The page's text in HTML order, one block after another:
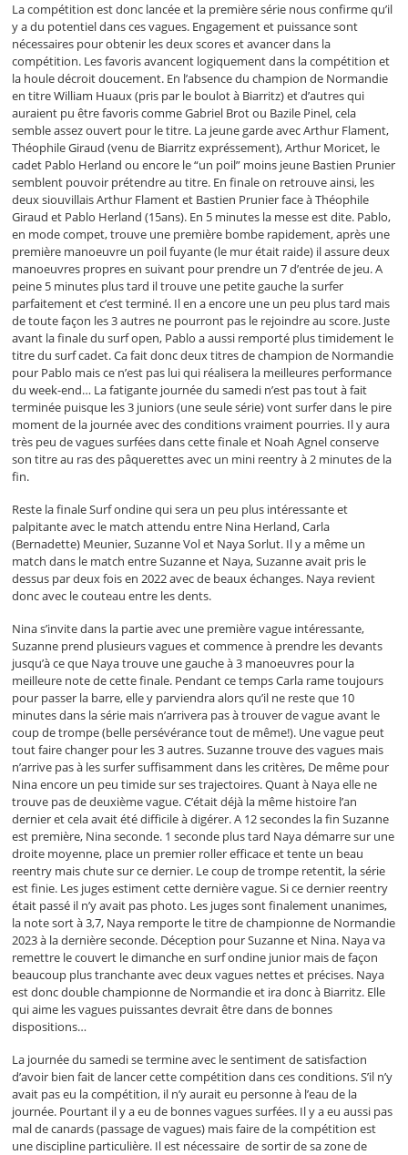
La compétition est donc lancée et la première série nous confirme qu’il
y a du potentiel dans ces vagues. Engagement et puissance sont
nécessaires pour obtenir les deux scores et avancer dans la
compétition. Les favoris avancent logiquement dans la compétition et
la houle décroit doucement. En l’absence du champion de Normandie
en titre William Huaux (pris par le boulot à Biarritz) et d’autres qui
auraient pu être favoris comme Gabriel Brot ou Bazile Pinel, cela
semble assez ouvert pour le titre. La jeune garde avec Arthur Flament,
Théophile Giraud (venu de Biarritz expréssement), Arthur Moricet, le
cadet Pablo Herland ou encore le “un poil” moins jeune Bastien Prunier
semblent pouvoir prétendre au titre. En finale on retrouve ainsi, les
deux siouvillais Arthur Flament et Bastien Prunier face à Théophile
Giraud et Pablo Herland (15ans). En 5 minutes la messe est dite. Pablo,
en mode compet, trouve une première bombe rapidement, après une
première manoeuvre un poil fuyante (le mur était raide) il assure deux
manoeuvres propres en suivant pour prendre un 7 d’entrée de jeu. A
peine 5 minutes plus tard il trouve une petite gauche la surfer
parfaitement et c’est terminé. Il en a encore une un peu plus tard mais
de toute façon les 3 autres ne pourront pas le rejoindre au score. Juste
avant la finale du surf open, Pablo a aussi remporté plus timidement le
titre du surf cadet. Ca fait donc deux titres de champion de Normandie
pour Pablo mais ce n’est pas lui qui réalisera la meilleures performance
du week-end… La fatigante journée du samedi n’est pas tout à fait
terminée puisque les 3 juniors (une seule série) vont surfer dans le pire
moment de la journée avec des conditions vraiment pourries. Il y aura
très peu de vagues surfées dans cette finale et Noah Agnel conserve
son titre au ras des pâquerettes avec un mini reentry à 2 minutes de la
fin.
Reste la finale Surf ondine qui sera un peu plus intéressante et
palpitante avec le match attendu entre Nina Herland, Carla
(Bernadette) Meunier, Suzanne Vol et Naya Sorlut. Il y a même un
match dans le match entre Suzanne et Naya, Suzanne avait pris le
dessus par deux fois en 2022 avec de beaux échanges. Naya revient
donc avec le couteau entre les dents.
Nina s’invite dans la partie avec une première vague intéressante,
Suzanne prend plusieurs vagues et commence à prendre les devants
jusqu’à ce que Naya trouve une gauche à 3 manoeuvres pour la
meilleure note de cette finale. Pendant ce temps Carla rame toujours
pour passer la barre, elle y parviendra alors qu’il ne reste que 10
minutes dans la série mais n’arrivera pas à trouver de vague avant le
coup de trompe (belle persévérance tout de même!). Une vague peut
tout faire changer pour les 3 autres. Suzanne trouve des vagues mais
n’arrive pas à les surfer suffisamment dans les critères, De même pour
Nina encore un peu timide sur ses trajectoires. Quant à Naya elle ne
trouve pas de deuxième vague. C’était déjà la même histoire l’an
dernier et cela avait été difficile à digérer. A 12 secondes la fin Suzanne
est première, Nina seconde. 1 seconde plus tard Naya démarre sur une
droite moyenne, place un premier roller efficace et tente un beau
reentry mais chute sur ce dernier. Le coup de trompe retentit, la série
est finie. Les juges estiment cette dernière vague. Si ce dernier reentry
était passé il n’y avait pas photo. Les juges sont finalement unanimes,
la note sort à 3,7, Naya remporte le titre de championne de Normandie
2023 à la dernière seconde. Déception pour Suzanne et Nina. Naya va
remettre le couvert le dimanche en surf ondine junior mais de façon
beaucoup plus tranchante avec deux vagues nettes et précises. Naya
est donc double championne de Normandie et ira donc à Biarritz. Elle
qui aime les vagues puissantes devrait être dans de bonnes
dispositions…
La journée du samedi se termine avec le sentiment de satisfaction
d’avoir bien fait de lancer cette compétition dans ces conditions. S’il n’y
avait pas eu la compétition, il n’y aurait eu personne à l’eau de la
journée. Pourtant il y a eu de bonnes vagues surfées. Il y a eu aussi pas
mal de canards (passage de vagues) mais faire de la compétition est
une discipline particulière. Il est nécessaire de sortir de sa zone de